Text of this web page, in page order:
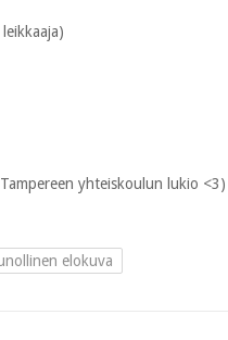
yhteiskoulun lukio <3)
elokuva